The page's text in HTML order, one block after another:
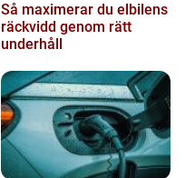
Så maximerar du elbilens
räckvidd genom rätt
underhåll